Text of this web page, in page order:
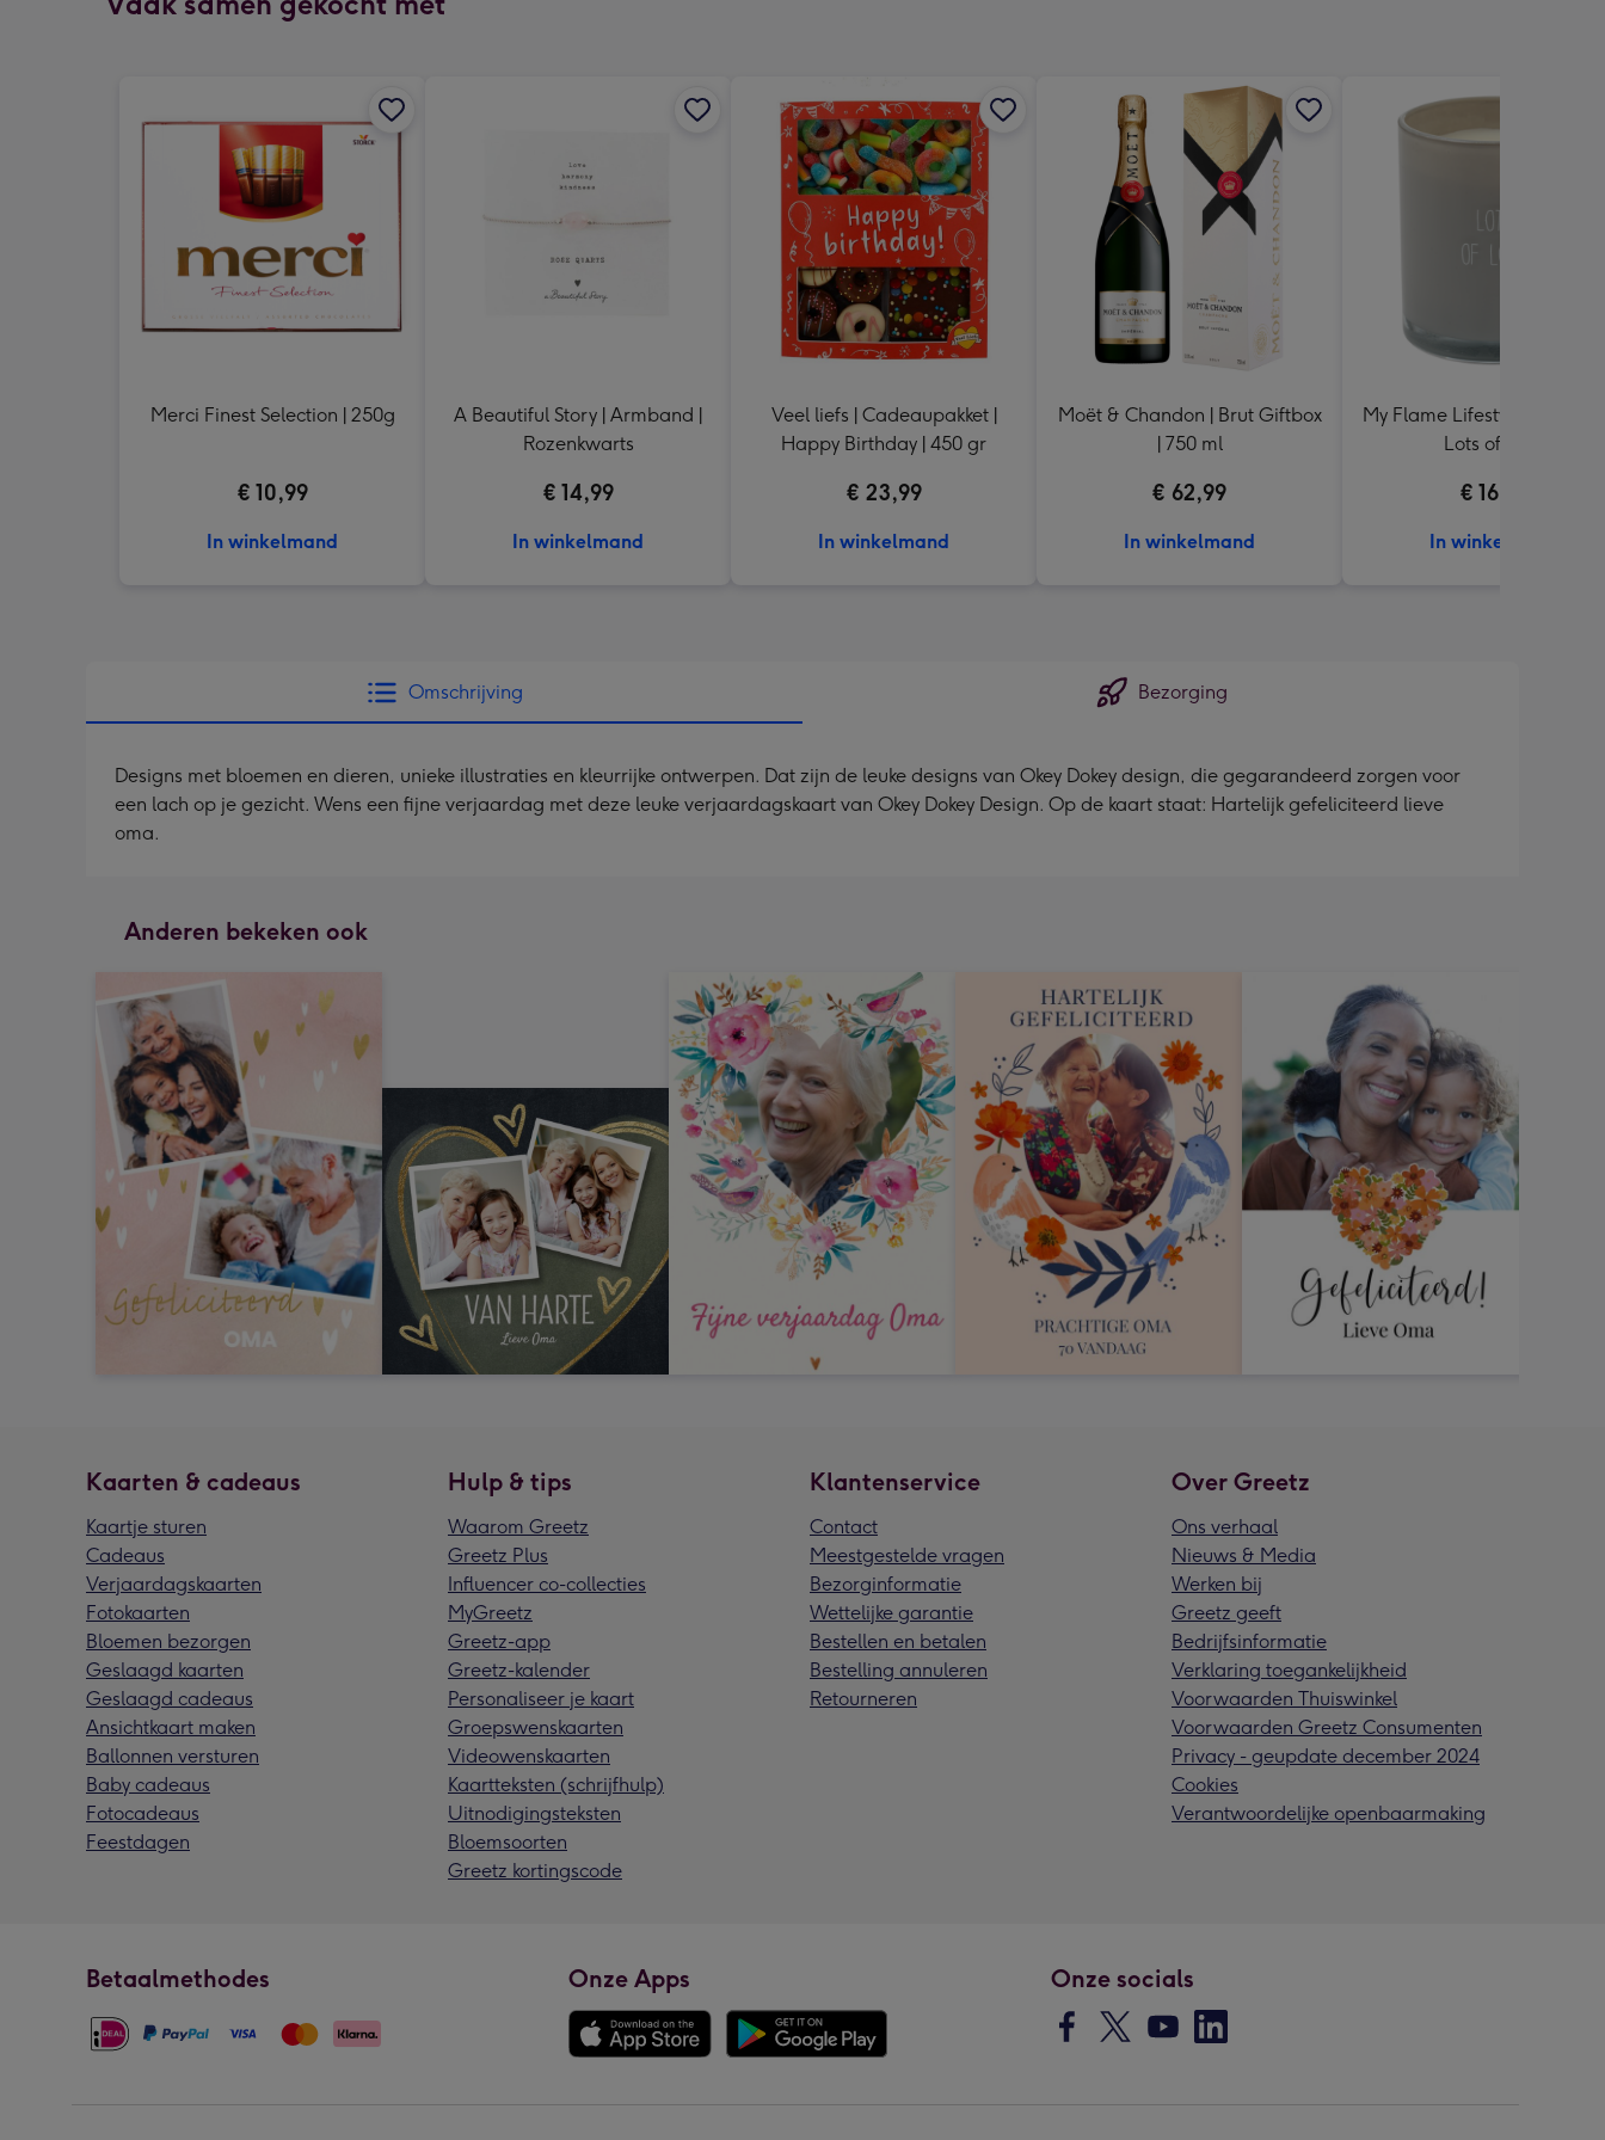
Merci Finest Selection | 250g
€ 10,99
In winkelmand
A Beautiful Story | Armband |
Rozenkwarts
€ 14,99
In winkelmand
Veel liefs | Cadeaupakket |
Happy Birthday | 450 gr
€ 23,99
In winkelmand
Moët & Chandon | Brut Giftbox
| 750 ml
€ 62,99
In winkelmand
My Flame Lifestyle |
Lots of Love
€ 16,99
In winkelmand
Omschrijving Bezorging
Designs met bloemen en dieren, unieke illustraties en kleurrijke ontwerpen. Dat zijn de leuke designs van Okey Dokey design, die gegarandeerd zorgen voor
een lach op je gezicht. Wens een fijne verjaardag met deze leuke verjaardagskaart van Okey Dokey Design. Op de kaart staat: Hartelijk gefeliciteerd lieve
oma.
Anderen bekeken ook
Kaarten & cadeaus
Kaartje sturen
Cadeaus
Verjaardagskaarten
Fotokaarten
Bloemen bezorgen
Geslaagd kaarten
Geslaagd cadeaus
Ansichtkaart maken
Ballonnen versturen
Baby cadeaus
Fotocadeaus
Feestdagen
Hulp & tips
Waarom Greetz
Greetz Plus
Influencer co-collecties
MyGreetz
Greetz-app
Greetz-kalender
Personaliseer je kaart
Groepswenskaarten
Videowenskaarten
Kaartteksten (schrijfhulp)
Uitnodigingsteksten
Bloemsoorten
Greetz kortingscode
Klantenservice
Contact
Meestgestelde vragen
Bezorginformatie
Wettelijke garantie
Bestellen en betalen
Bestelling annuleren
Retourneren
Over Greetz
Ons verhaal
Nieuws & Media
Werken bij
Greetz geeft
Bedrijfsinformatie
Verklaring toegankelijkheid
Voorwaarden Thuiswinkel
Voorwaarden Greetz Consumenten
Privacy - geupdate december 2024
Cookies
Verantwoordelijke openbaarmaking
Betaalmethodes Onze Apps Onze socials